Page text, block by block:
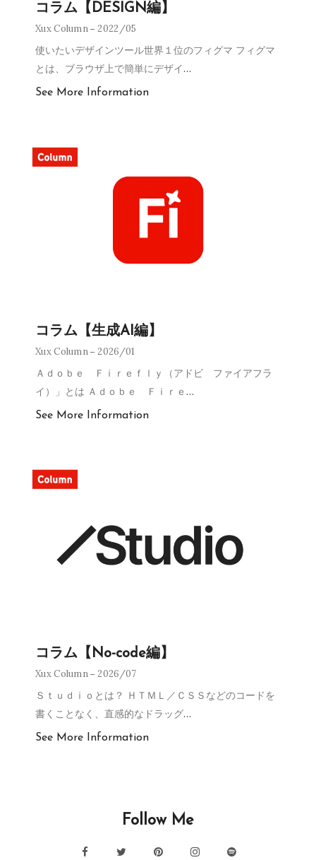
コラム【DESIGN編】
Xux Column 2022/05
使いたいデザインツール世界１位のフィグマ フィグマ
とは、ブラウザ上で簡単にデザイ…
See More Information
コラム【生成AI編】
Xux Column 2026/01
Ａｄｏｂｅ Ｆｉｒｅｆｌｙ（アドビ ファイアフラ
イ）」とは Ａｄｏｂｅ Ｆｉｒｅ …
See More Information
コラム【No-code編】
Xux Column 2026/07
Ｓｔｕｄｉｏとは？ ＨＴＭＬ／ＣＳＳなどのコードを
書くことなく、直感的なドラッグ…
See More Information
Follow Me